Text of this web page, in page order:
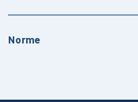
Norme